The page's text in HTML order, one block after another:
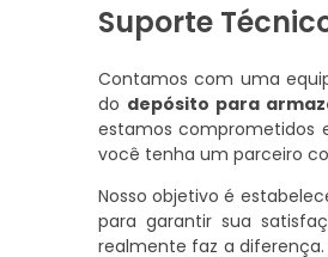
Suporte
Contamos com uma
do depósito para
estamos comprometidos
você tenha um parceiro
Nosso objetivo é
para garantir sua
realmente faz a